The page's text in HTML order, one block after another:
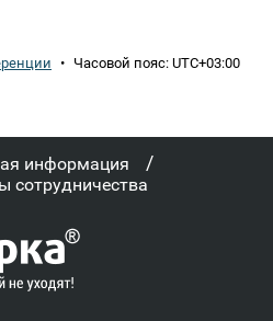
• Часовой пояс: UTC+03:00
информация /
сотрудничества